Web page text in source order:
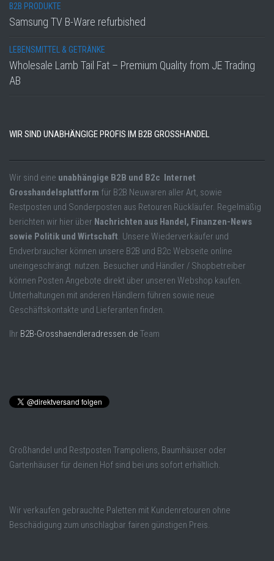
B2B PRODUKTE
Samsung TV B-Ware refurbished
LEBENSMITTEL & GETRÄNKE
Wholesale Lamb Tail Fat – Premium Quality from JE Trading
AB
WIR SIND UNABHÄNGIGE PROFIS IM B2B GROSSHANDEL
Wir sind eine unabhängige B2B und B2c Internet
Grosshandelsplattform für B2B Neuwaren aller Art, sowie
Restposten und Sonderposten aus Retouren Rückläufer. Regelmäßig
berichten wir hier über Nachrichten aus Handel, Finanzen-News
sowie Politik und Wirtschaft . Unsere Wiederverkäufer und
Endverbraucher können unsere B2B und B2c Webseite online
uneingeschrängt nutzen. Besucher und Händler / Shopbetreiber
können Posten Angebote direkt über unseren Webshop kaufen.
Unterhaltungen mit anderen Händlern führen sowie neue
Geschäftskontakte und Lieferanten finden.
Ihr B2B-Grosshaendleradressen.de Team
Großhandel und Restposten Trampoliens, Baumhäuser oder
Gartenhäuser für deinen Hof sind bei uns sofort erhältlich.
Wir verkaufen gebrauchte Paletten mit Kundenretouren ohne
Beschädigung zum unschlagbar fairen günstigen Preis.